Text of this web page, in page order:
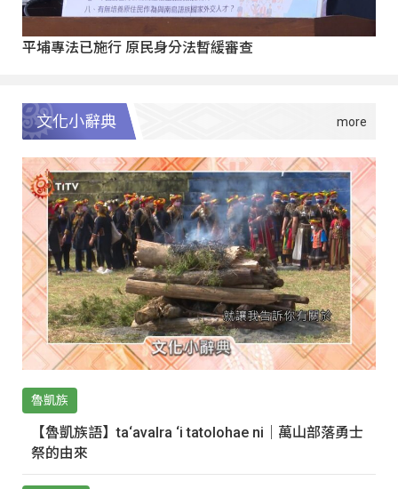
平埔專法已施行 原民身分法暫緩審查
文化小辭典
魯凱族
【魯凱族語】ta‘avalra ‘i tatolohae ni｜萬山部落勇士
祭的由來